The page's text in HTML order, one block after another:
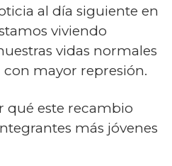
al día siguiente en
viviendo
vidas normales
mayor represión.
qué este recambio
más jóvenes